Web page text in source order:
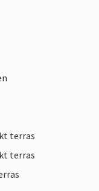
terras
terras